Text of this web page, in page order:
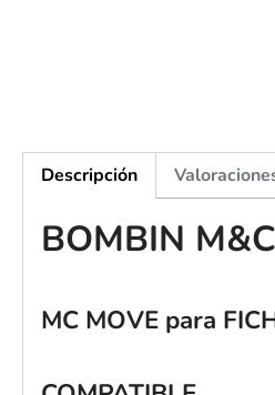
Descripción
BOMBIN
MC MOVE para